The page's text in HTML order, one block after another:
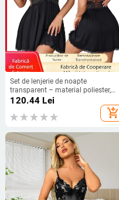
Set de lenjerie de noapte
transparent – material poliester,
95–100% poliester, pentru femei
120.44 Lei
add_shopping_cart